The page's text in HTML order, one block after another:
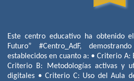
Este centro educativo ha obtenido
Futuro” #Centro_AdF,
establecidos en cuanto a: • Criterio A:
Criterio B: Metodologías activas y
digitales • Criterio C: Uso del Aula